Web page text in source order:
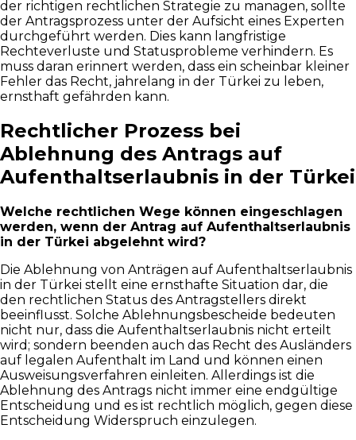
der richtigen rechtlichen Strategie zu managen, sollte
der Antragsprozess unter der Aufsicht eines Experten
durchgeführt werden. Dies kann langfristige
Rechteverluste und Statusprobleme verhindern. Es
muss daran erinnert werden, dass ein scheinbar kleiner
Fehler das Recht, jahrelang in der Türkei zu leben,
ernsthaft gefährden kann.
Rechtlicher Prozess bei
Ablehnung des Antrags auf
Aufenthaltserlaubnis in der Türkei
Welche rechtlichen Wege können eingeschlagen
werden, wenn der Antrag auf Aufenthaltserlaubnis
in der Türkei abgelehnt wird?
Die Ablehnung von Anträgen auf Aufenthaltserlaubnis
in der Türkei stellt eine ernsthafte Situation dar, die
den rechtlichen Status des Antragstellers direkt
beeinflusst. Solche Ablehnungsbescheide bedeuten
nicht nur, dass die Aufenthaltserlaubnis nicht erteilt
wird; sondern beenden auch das Recht des Ausländers
auf legalen Aufenthalt im Land und können einen
Ausweisungsverfahren einleiten. Allerdings ist die
Ablehnung des Antrags nicht immer eine endgültige
Entscheidung und es ist rechtlich möglich, gegen diese
Entscheidung Widerspruch einzulegen.